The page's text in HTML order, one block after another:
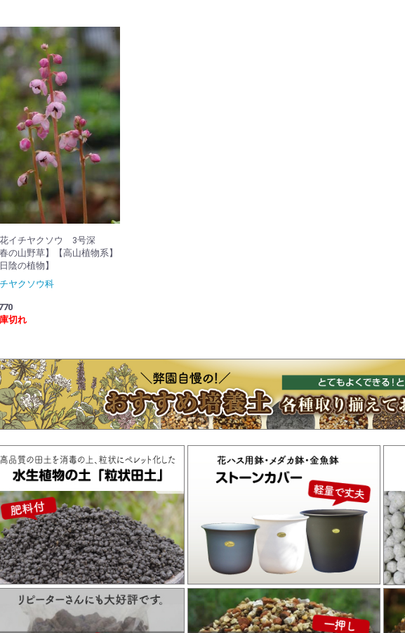
イチヤクソウ 3号深
春の山野草】【高山植物系】
日陰の植物】
ヤクソウ科
切れ